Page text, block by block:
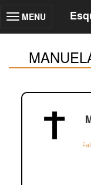
Toggle
MENU